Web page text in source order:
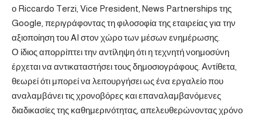
ο Riccardo Terzi, Vice President, News Partnerships της
Google, περιγράφοντας τη φιλοσοφία της εταιρείας για την
αξιοποίηση του AI στον χώρο των μέσων ενημέρωσης.
Ο ίδιος απορρίπτει την αντίληψη ότι η τεχνητή νοημοσύνη
έρχεται να αντικαταστήσει τους δημοσιογράφους. Αντίθετα,
θεωρεί ότι μπορεί να λειτουργήσει ως ένα εργαλείο που
αναλαμβάνει τις χρονοβόρες και επαναλαμβανόμενες
διαδικασίες της καθημερινότητας, απελευθερώνοντας χρόνο